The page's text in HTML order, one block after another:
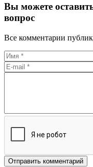
Вы можете
вопрос
Все комментарии